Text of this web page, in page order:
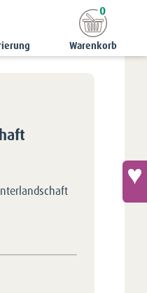
Warenkorb
0
Winterlandschaft